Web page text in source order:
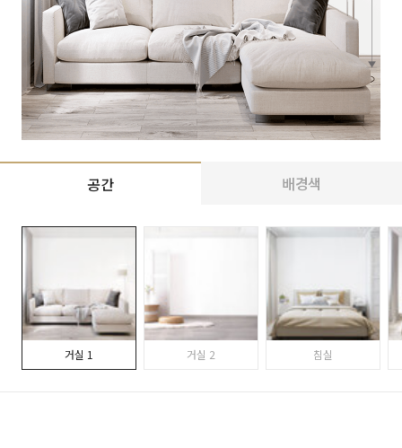
공간 배경색
거실 1 거실 2 침실